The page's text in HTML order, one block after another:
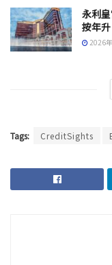
永利
按年
2026
Tags: CreditSights